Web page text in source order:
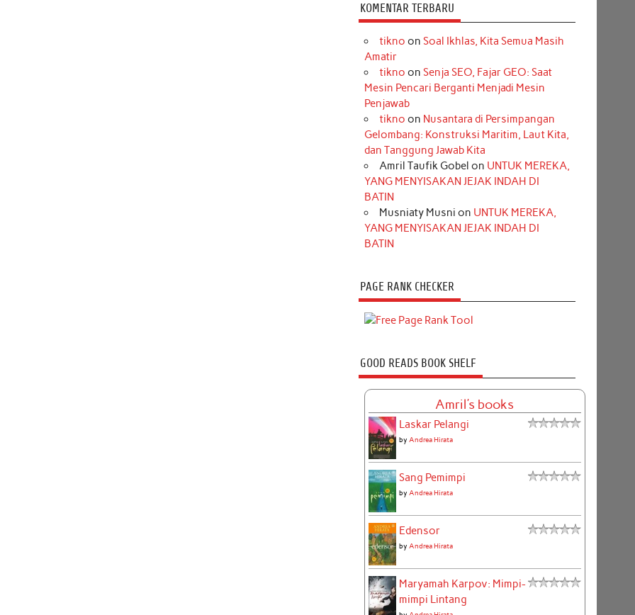
KOMENTAR TERBARU
tikno on Soal Ikhlas, Kita Semua Masih
Amatir
tikno on Senja SEO, Fajar GEO: Saat
Mesin Pencari Berganti Menjadi Mesin
Penjawab
tikno on Nusantara di Persimpangan
Gelombang: Konstruksi Maritim, Laut Kita,
dan Tanggung Jawab Kita
Amril Taufik Gobel on UNTUK MEREKA,
YANG MENYISAKAN JEJAK INDAH DI
BATIN
Musniaty Musni on UNTUK MEREKA,
YANG MENYISAKAN JEJAK INDAH DI
BATIN
PAGE RANK CHECKER
GOOD READS BOOK SHELF
Amril's books
Laskar Pelangi
by Andrea Hirata
Sang Pemimpi
by Andrea Hirata
Edensor
by Andrea Hirata
Maryamah Karpov: Mimpi-
mimpi Lintang